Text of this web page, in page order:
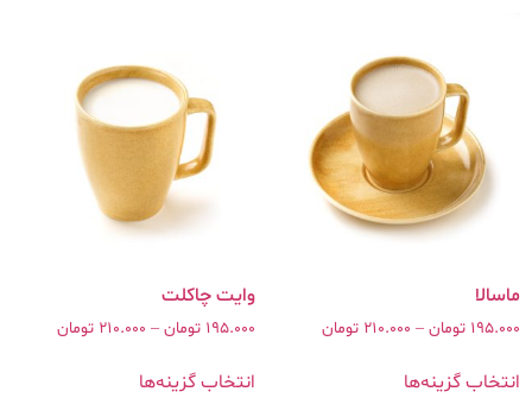
195.000 تومان –
210.000 تومان
انتخاب گزینه‌ها
195.000 تومان –
210.000 تومان
انتخاب گزینه‌ها